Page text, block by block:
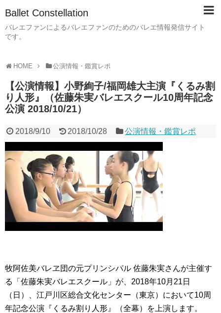
Ballet Constellation
バレエファンによるバレエファンのためのバレエ情報発信サイト
です。
HOME 公演情報・鑑賞レポ
【公演情報】小野絢子/福岡雄大主演『くるみ割
り人形』（佐藤朱実バレエスクール10周年記念
公演 2018/10/21）
2018/9/10 2018/10/28 公演情報・鑑賞レポ
牧阿佐美バレヱ団の元プリンシパル 佐藤朱実さんが主催す
る「佐藤朱実バレエスクール」が、2018年10月21日
（日）、江戸川区総合文化センター（東京）において10周
年記念公演『くるみ割り人形』（全幕）を上演します。